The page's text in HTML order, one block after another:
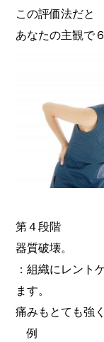
この評価法だと
あなたの主観で
第４段階
器質破壊。
：組織にレント
ます。
痛みもとても強
例